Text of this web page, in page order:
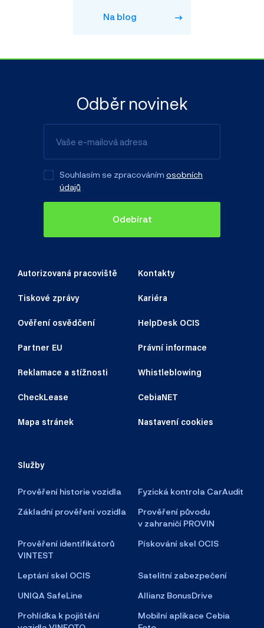
Na blog
Autorizovaná pracoviště Kontakty
Tiskové zprávy Kariéra
Ověření osvědčení HelpDesk OCIS
Partner EU Právní informace
Reklamace a stížnosti Whistleblowing
CheckLease CebiaNET
Mapa stránek Nastavení cookies
Služby
Prověření historie vozidla
Fyzická kontrola CarAudit
Základní prověření vozidla
Prověření původu
v zahraničí PROVIN
Prověření identifikátorů
VINTEST
Pískování skel OCIS
Leptání skel OCIS
Satelitní zabezpečení
UNIQA SafeLine
Allianz BonusDrive
Prohlídka k pojištění
Mobilní aplikace Cebia
Odběr novinek
Souhlasím se zpracováním osobních
údajů
Odebírat